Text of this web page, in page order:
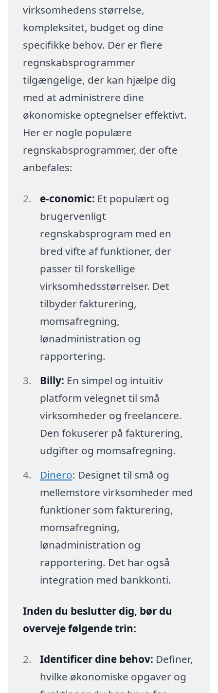
virksomhedens størrelse,
kompleksitet, budget og dine
specifikke behov. Der er flere
regnskabsprogrammer
tilgængelige, der kan hjælpe dig
med at administrere dine
økonomiske optegnelser effektivt.
Her er nogle populære
regnskabsprogrammer, der ofte
anbefales:
e-conomic: Et populært og
brugervenligt
regnskabsprogram med en
bred vifte af funktioner, der
passer til forskellige
virksomhedsstørrelser. Det
tilbyder fakturering,
momsafregning,
lønadministration og
rapportering.
Billy: En simpel og intuitiv
platform velegnet til små
virksomheder og freelancere.
Den fokuserer på fakturering,
udgifter og momsafregning.
Dinero: Designet til små og
mellemstore virksomheder med
funktioner som fakturering,
momsafregning,
lønadministration og
rapportering. Det har også
integration med bankkonti.
Inden du beslutter dig, bør du
overveje følgende trin:
Identificer dine behov: Definer,
hvilke økonomiske opgaver og